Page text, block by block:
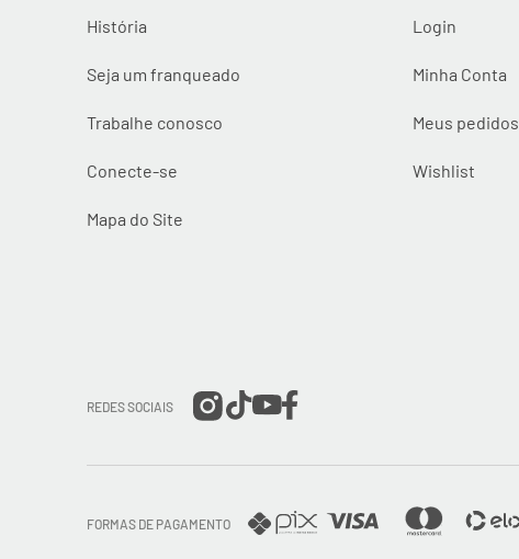
História
Seja um franqueado
Trabalhe conosco
Conecte-se
Mapa do Site
Login
Minha Conta
Meus pedidos
Wishlist
REDES SOCIAIS
FORMAS DE PAGAMENTO